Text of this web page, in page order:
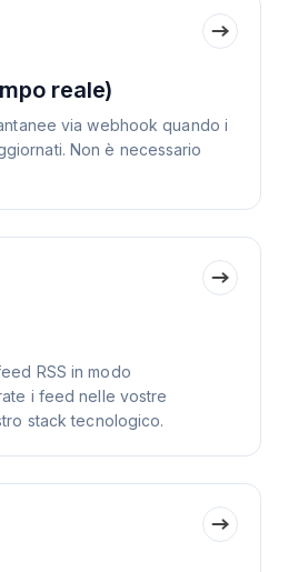
reale)
via webhook quando i
Non è necessario
RSS in modo
i feed nelle vostre
stack tecnologico.